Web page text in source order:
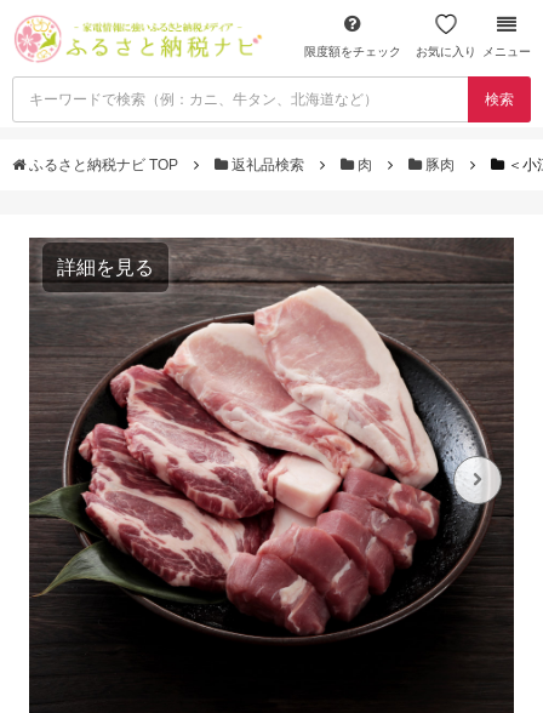
限度額をチェック お気に入り メニュー
検索
ふるさと納税ナビ TOP 返礼品検索 肉 豚肉 ＜
詳細を見る